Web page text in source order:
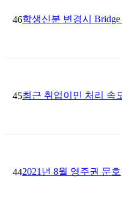
46학생신분 변경시
45최근 취업이민 처리 속
442021년 8월 영주권 문호